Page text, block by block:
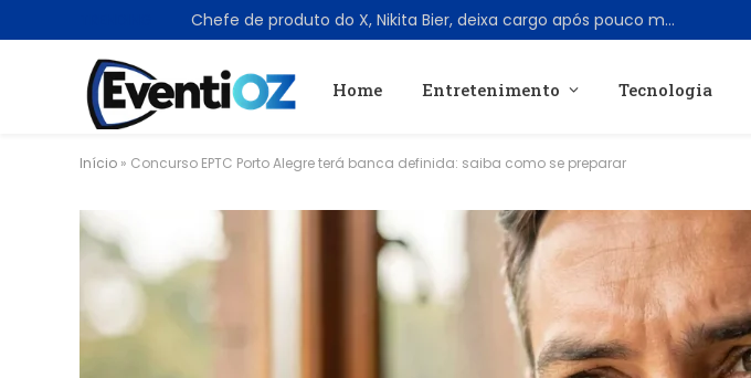
Chefe de produto do X, Nikita Bier, deixa cargo após pouco mais de um ano
Home Entretenimento Tecnologia
Início » Concurso EPTC Porto Alegre terá banca definida: saiba como se preparar